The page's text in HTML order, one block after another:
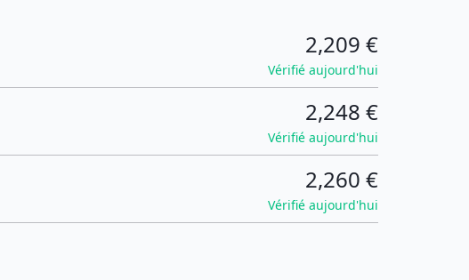
2,209 €
Vérifié aujourd'hui
2,248 €
Vérifié aujourd'hui
2,260 €
Vérifié aujourd'hui